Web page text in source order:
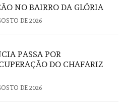
NO BAIRRO DA GLÓRIA
DE 2026
PASSA POR
DO CHAFARIZ
DE 2026